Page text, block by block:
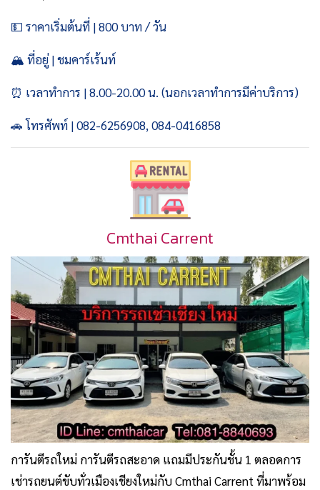
💵 ราคาเริ่มต้นที่ | 800 บาท / วัน
🏔️ ที่อยู่ |ชมคาร์เร้นท์
⏰ เวลาทำการ | 8.00-20.00 น. (นอกเวลาทำการมีค่าบริการ)
🚗 โทรศัพท์ | 082-6256908, 084-0416858
Cmthai Carrent
การันตีรถใหม่ การันตีรถสะอาด แถมมีประกันชั้น 1 ตลอดการ
เช่ารถยนต์ขับทั่วเมืองเชียงใหม่กับ Cmthai Carrent ที่มาพร้อม